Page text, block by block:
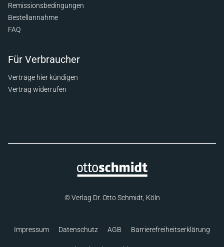
Remissionsbedingungen
Bestellannahme
FAQ
Für Verbraucher
Verträge hier kündigen
Vertrag widerrufen
© Verlag Dr. Otto Schmidt, Köln
Impressum Datenschutz AGB Barrierefreiheitserklärung